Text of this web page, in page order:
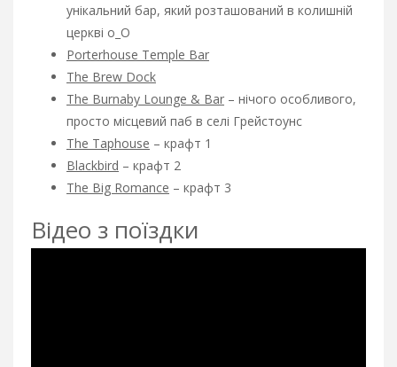
унікальний бар, який розташований в колишній
церкві о_О
Porterhouse Temple Bar
The Brew Dock
The Burnaby Lounge & Bar – нічого особливого,
просто місцевий паб в селі Грейстоунс
The Taphouse – крафт 1
Blackbird – крафт 2
The Big Romance – крафт 3
Відео з поїздки